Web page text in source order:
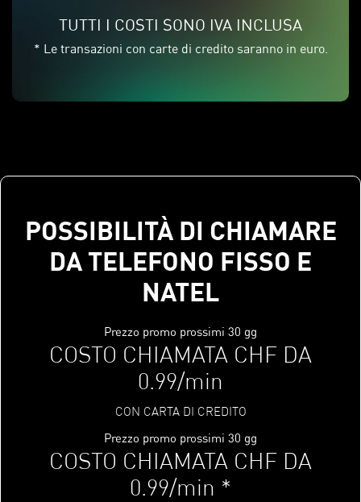
TUTTI I COSTI SONO IVA INCLUSA
* Le transazioni con carte di credito saranno in euro.
POSSIBILITÀ DI CHIAMARE
DA TELEFONO FISSO E
NATEL
Prezzo promo prossimi 30 gg
COSTO CHIAMATA CHF DA
0.99/min
CON CARTA DI CREDITO
Prezzo promo prossimi 30 gg
COSTO CHIAMATA CHF DA
0.99/min *